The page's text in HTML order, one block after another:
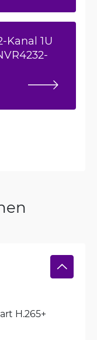
Kanal 1U
H.265+